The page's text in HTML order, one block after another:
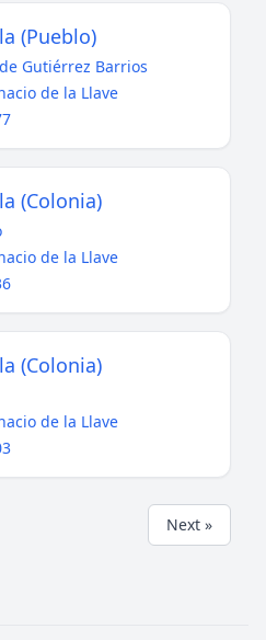
(Pueblo)
Gutiérrez Barrios
de la Llave
(Colonia)
de la Llave
(Colonia)
de la Llave
Next »